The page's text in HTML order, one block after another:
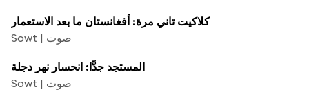
كلاكيت تاني مرة: أفغانستان ما بعد الاستعمار
Sowt | صوت
المستجد جدًّا: انحسار نهر دجلة
Sowt | صوت